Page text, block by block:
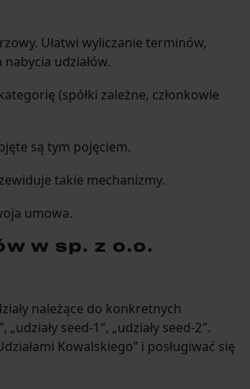
Ułatwi wyliczanie terminów,
udziałów.
(spółki zależne, członkowie
są tym pojęciem.
takie mechanizmy.
umowa.
w sp. z o.o.
należące do konkretnych
seed-1″, „udziały seed-2″.
Kowalskiego” i posługiwać się